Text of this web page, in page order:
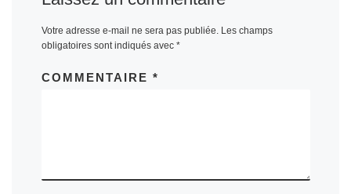
Votre adresse e-mail ne sera pas publiée. Les champs
obligatoires sont indiqués avec *
COMMENTAIRE *